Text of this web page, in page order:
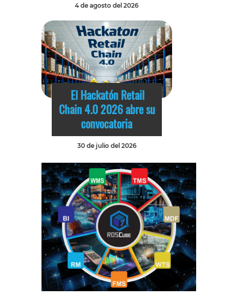
4 de agosto del 2026
El Hackatón Retail
Chain 4.0 2026 abre su
convocatoria
30 de julio del 2026